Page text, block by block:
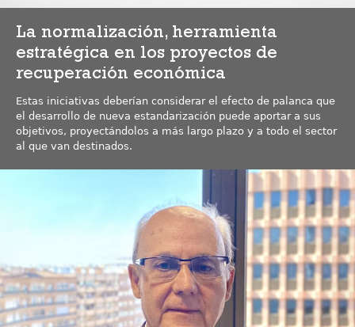
La normalización, herramienta
estratégica en los proyectos de
recuperación económica
Estas iniciativas deberían considerar el efecto de palanca que
el desarrollo de nueva estandarización puede aportar a sus
objetivos, proyectándolos a más largo plazo y a todo el sector
al que van destinados.